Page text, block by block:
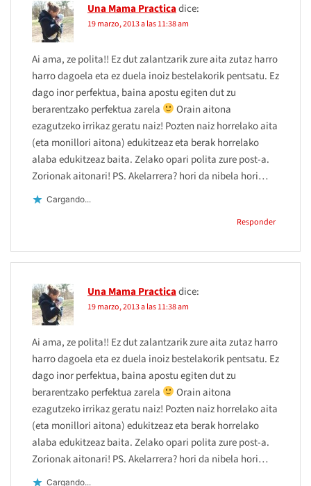
Una Mama Practicadice:
19 marzo, 2013 a las 11:38 am
Ai ama, ze polita!! Ez dut zalantzarik zure aita zutaz harro
harro dagoela eta ez duela inoiz bestelakorik pentsatu. Ez
dago inor perfektua, baina apostu egiten dut zu
berarentzako perfektua zarela
Orain aitona
ezagutzeko irrikaz geratu naiz! Pozten naiz horrelako aita
(eta monillori aitona) edukitzeaz eta berak horrelako
alaba edukitzeaz baita. Zelako opari polita zure post-a.
Zorionak aitonari! PS. Akelarrera? hori da nibela hori…
Cargando...
Responder
Una Mama Practicadice:
19 marzo, 2013 a las 11:38 am
Ai ama, ze polita!! Ez dut zalantzarik zure aita zutaz harro
harro dagoela eta ez duela inoiz bestelakorik pentsatu. Ez
dago inor perfektua, baina apostu egiten dut zu
berarentzako perfektua zarela
Orain aitona
ezagutzeko irrikaz geratu naiz! Pozten naiz horrelako aita
(eta monillori aitona) edukitzeaz eta berak horrelako
alaba edukitzeaz baita. Zelako opari polita zure post-a.
Zorionak aitonari! PS. Akelarrera? hori da nibela hori…
Cargando...